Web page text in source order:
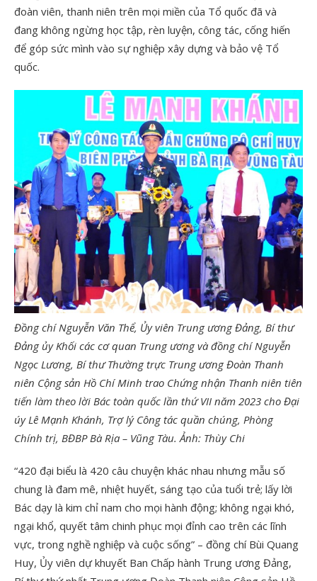
đoàn viên, thanh niên trên mọi miền của Tổ quốc đã và
đang không ngừng học tập, rèn luyện, công tác, cống hiến
để góp sức mình vào sự nghiệp xây dựng và bảo vệ Tổ
quốc.
Đồng chí Nguyễn Văn Thể, Ủy viên Trung ương Đảng, Bí thư
Đảng ủy Khối các cơ quan Trung ương và đồng chí Nguyễn
Ngọc Lương, Bí thư Thường trực Trung ương Đoàn Thanh
niên Cộng sản Hồ Chí Minh trao Chứng nhận Thanh niên tiên
tiến làm theo lời Bác toàn quốc lần thứ VII năm 2023 cho Đại
úy Lê Mạnh Khánh, Trợ lý Công tác quần chúng, Phòng
Chính trị, BĐBP Bà Rịa – Vũng Tàu. Ảnh: Thùy Chi
“420 đại biểu là 420 câu chuyện khác nhau nhưng mẫu số
chung là đam mê, nhiệt huyết, sáng tạo của tuổi trẻ; lấy lời
Bác dạy là kim chỉ nam cho mọi hành động; không ngại khó,
ngại khổ, quyết tâm chinh phục mọi đỉnh cao trên các lĩnh
vực, trong nghề nghiệp và cuộc sống” – đồng chí Bùi Quang
Huy, Ủy viên dự khuyết Ban Chấp hành Trung ương Đảng,